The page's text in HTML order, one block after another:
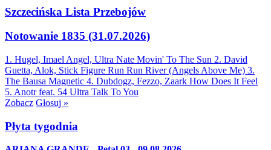
Szczecińska Lista Przebojów
Notowanie 1835 (31.07.2026)
1. Hugel, Imael Angel, Ultra Nate Movin' To The Sun 2. David
Guetta, Alok, Stick Figure Run Run River (Angels Above Me) 3.
The Bausa Magnetic 4. Dubdogz, Fezzo, Zaark How Does It Feel
5. Anotr feat. 54 Ultra Talk To You
Zobacz Głosuj »
Płyta tygodnia